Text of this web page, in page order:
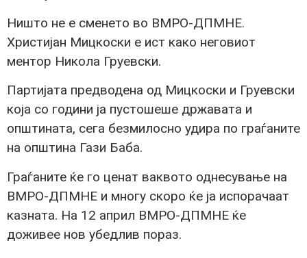
Ништо не е сменето во ВМРО-ДПМНЕ.
Христијан Мицкоски е ист како неговиот
ментор Никола Груевски.
Партијата предводена од Мицкоски и Груевски
која со години ја пустошеше државата и
општината, сега безмилосно удира по граѓаните
на општина Гази Баба.
Граѓаните ќе го ценат ваквото однесување на
ВМРО-ДПМНЕ и многу скоро ќе ја испорачаат
казната. На 12 април ВМРО-ДПМНЕ ќе
доживее нов убедлив пораз.